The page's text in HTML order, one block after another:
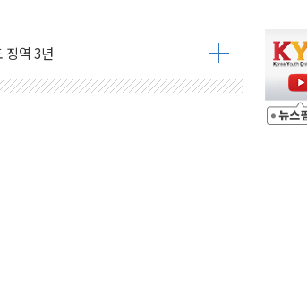
파
홈플러스 담아달라" 호소
융 조직개편 신호탄
기상 기술 개발